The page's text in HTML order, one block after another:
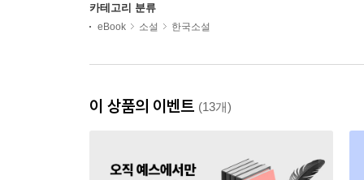
카테고리 분류
eBook 소설 한국소설
이 상품의 이벤트 (13개)